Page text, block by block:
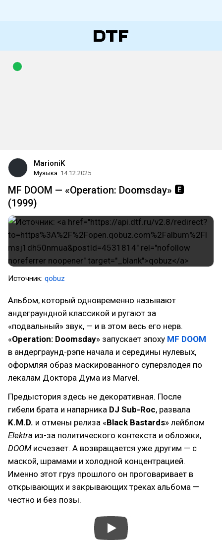
MarioniK
Музыка 14.12.2025
MF DOOM — «Operation: Doomsday» 🅴
(1999)
Источник: qobuz
Альбом, который одновременно называют
андеграундной классикой и ругают за
«подвальный» звук, — и в этом весь его нерв.
«Operation: Doomsday» запускает эпоху MF DOOM
в андерграунд-рэпе начала и середины нулевых,
оформляя образ маскированного суперзлодея по
лекалам Доктора Дума из Marvel.
Предыстория здесь не декоративная. После
гибели брата и напарника DJ Sub-Roc, развала
K.M.D. и отмены релиза «Black Bastards» лейблом
Elektra из-за политического контекста и обложки,
DOOMисчезает. А возвращается уже другим — с
маской, шрамами и холодной концентрацией.
Именно этот груз прошлого он проговаривает в
открывающих и закрывающих треках альбома —
честно и без позы.